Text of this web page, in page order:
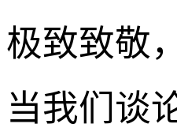
极致致敬
当我们谈